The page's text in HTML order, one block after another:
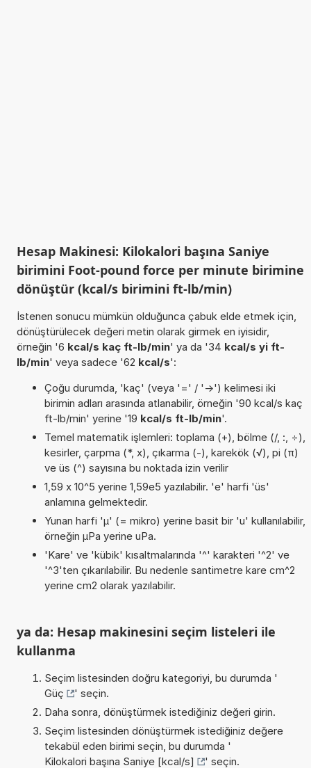
Hesap Makinesi: Kilokalori başına Saniye
birimini Foot-pound force per minute birimine
dönüştür (kcal/s birimini ft-lb/min)
İstenen sonucu mümkün olduğunca çabuk elde etmek için,
dönüştürülecek değeri metin olarak girmek en iyisidir,
örneğin '6 kcal/s kaç ft-lb/min' ya da '34 kcal/s yi ft-
lb/min' veya sadece '62 kcal/s':
Çoğu durumda, 'kaç' (veya '=' / '->') kelimesi iki
birimin adları arasında atlanabilir, örneğin '90 kcal/s kaç
ft-lb/min' yerine '19 kcal/s ft-lb/min'.
Temel matematik işlemleri: toplama (+), bölme (/, :, ÷),
kesirler, çarpma (*, x), çıkarma (-), karekök (√), pi (π)
ve üs (^) sayısına bu noktada izin verilir
1,59 x 10^5 yerine 1,59e5 yazılabilir. 'e' harfi 'üs'
anlamına gelmektedir.
Yunan harfi 'µ' (= mikro) yerine basit bir 'u' kullanılabilir,
örneğin µPa yerine uPa.
'Kare' ve 'kübik' kısaltmalarında '^' karakteri '^2' ve
'^3'ten çıkarılabilir. Bu nedenle santimetre kare cm^2
yerine cm2 olarak yazılabilir.
ya da: Hesap makinesini seçim listeleri ile
kullanma
Seçim listesinden doğru kategoriyi, bu durumda '
Güç
' seçin.
Daha sonra, dönüştürmek istediğiniz değeri girin.
Seçim listesinden dönüştürmek istediğiniz değere
tekabül eden birimi seçin, bu durumda '
Kilokalori başına Saniye [kcal/s]
' seçin.